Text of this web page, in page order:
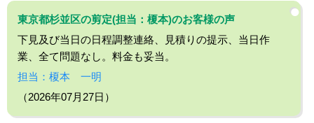
東京都杉並区の剪定(担当：榎本)のお客様の声
下見及び当日の日程調整連絡、見積りの提示、当日作
業、全て問題なし。料金も妥当。
担当：榎本 一明
（2026年07月27日）